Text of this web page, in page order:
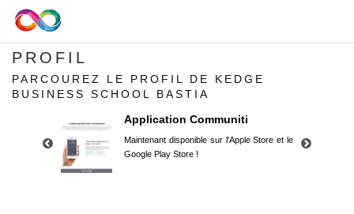
PROFIL
PARCOUREZ LE PROFIL DE KEDGE
BUSINESS SCHOOL BASTIA
Application Communiti
Maintenant disponible sur l'Apple Store et le
Google Play Store !